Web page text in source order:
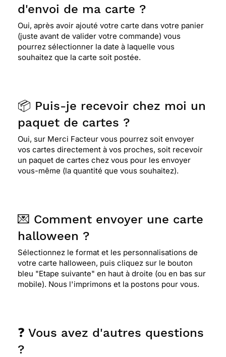
d'envoi de ma carte ?
Oui, après avoir ajouté votre carte dans votre panier
(juste avant de valider votre commande) vous
pourrez sélectionner la date à laquelle vous
souhaitez que la carte soit postée.
📦 Puis-je recevoir chez moi un
paquet de cartes ?
Oui, sur Merci Facteur vous pourrez soit envoyer
vos cartes directement à vos proches, soit recevoir
un paquet de cartes chez vous pour les envoyer
vous-même (la quantité que vous souhaitez).
💌 Comment envoyer une carte
halloween ?
Sélectionnez le format et les personnalisations de
votre carte halloween, puis cliquez sur le bouton
bleu "Etape suivante" en haut à droite (ou en bas sur
mobile). Nous l'imprimons et la postons pour vous.
❓ Vous avez d'autres questions
?